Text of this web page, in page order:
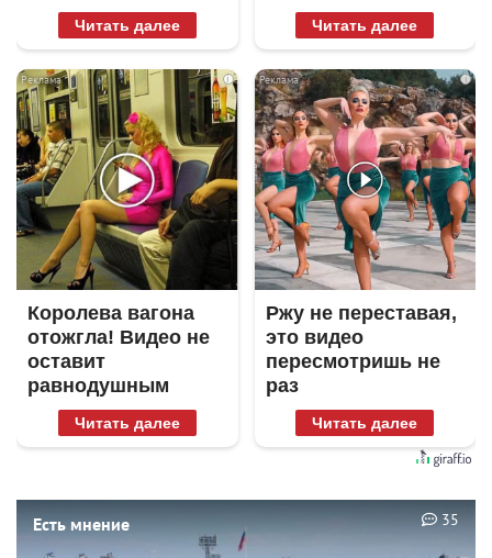
Читать далее Читать далее
i
Королева вагона
отожгла! Видео не
оставит
равнодушным
Читать далее
i
Ржу не переставая,
это видео
пересмотришь не
раз
Читать далее
Есть мнение 35